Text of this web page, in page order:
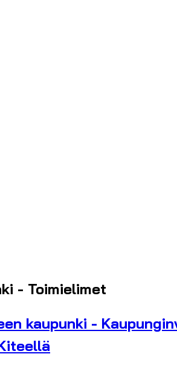
- Toimielimet
kaupunki -